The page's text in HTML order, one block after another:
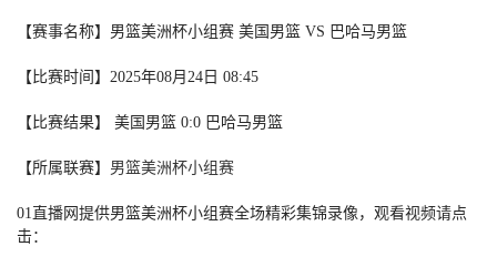
【赛事名称】男篮美洲杯小组赛 美国男篮 VS 巴哈马男篮
【比赛时间】2025年08月24日 08:45
【比赛结果】 美国男篮 0:0 巴哈马男篮
【所属联赛】 男篮美洲杯小组赛
01直播网提供男篮美洲杯小组赛全场精彩集锦录像，观看视频请点
击：